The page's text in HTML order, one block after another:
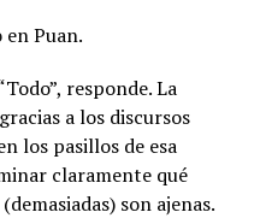
Puan.
responde. La
a los discursos
los pasillos de esa
claramente qué
son ajenas.